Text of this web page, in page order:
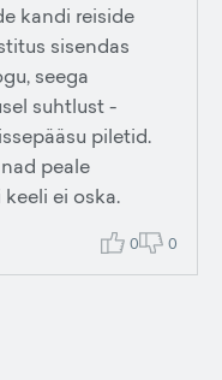
kandi reiside
sisendas
seega
suhtlust -
piletid.
peale
ei oska.
0 0